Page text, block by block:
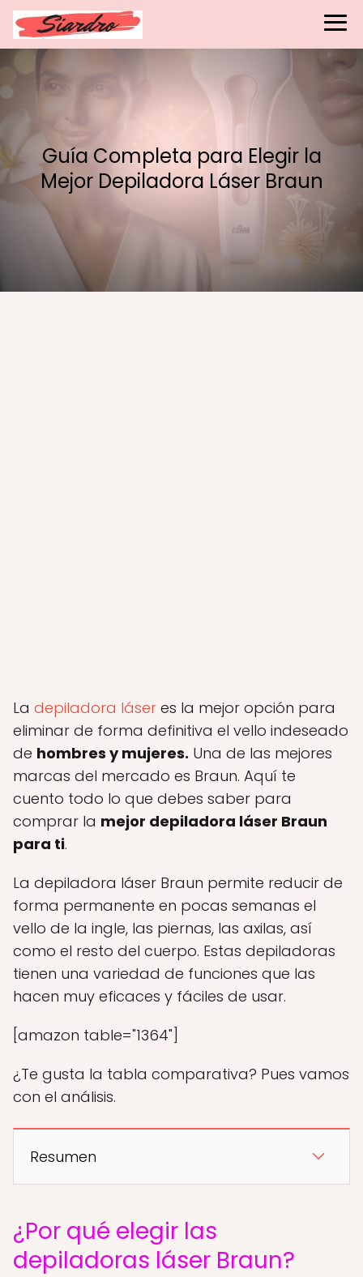
Guía Completa para Elegir la
Mejor Depiladora Láser Braun
La depiladora láser es la mejor opción para
eliminar de forma definitiva el vello indeseado
de hombres y mujeres. Una de las mejores
marcas del mercado es Braun. Aquí te
cuento todo lo que debes saber para
comprar la mejor depiladora láser Braun
para ti.
La depiladora láser Braun permite reducir de
forma permanente en pocas semanas el
vello de la ingle, las piernas, las axilas, así
como el resto del cuerpo. Estas depiladoras
tienen una variedad de funciones que las
hacen muy eficaces y fáciles de usar.
[amazon table="1364"]
¿Te gusta la tabla comparativa? Pues vamos
con el análisis.
Resumen
¿Por qué elegir las
depiladoras láser Braun?